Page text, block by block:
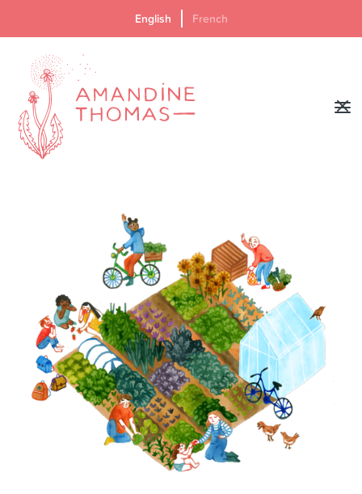
English French